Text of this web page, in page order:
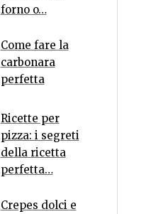
forno o…
Come fare la
carbonara
perfetta
Ricette per
pizza: i segreti
della ricetta
perfetta…
Crepes dolci e